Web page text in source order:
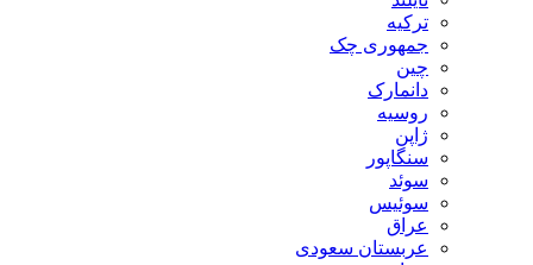
ترکیه
جمهوری چک
چین
دانمارک
روسیه
ژاپن
سنگاپور
سوئد
سوئیس
عراق
عربستان سعودی